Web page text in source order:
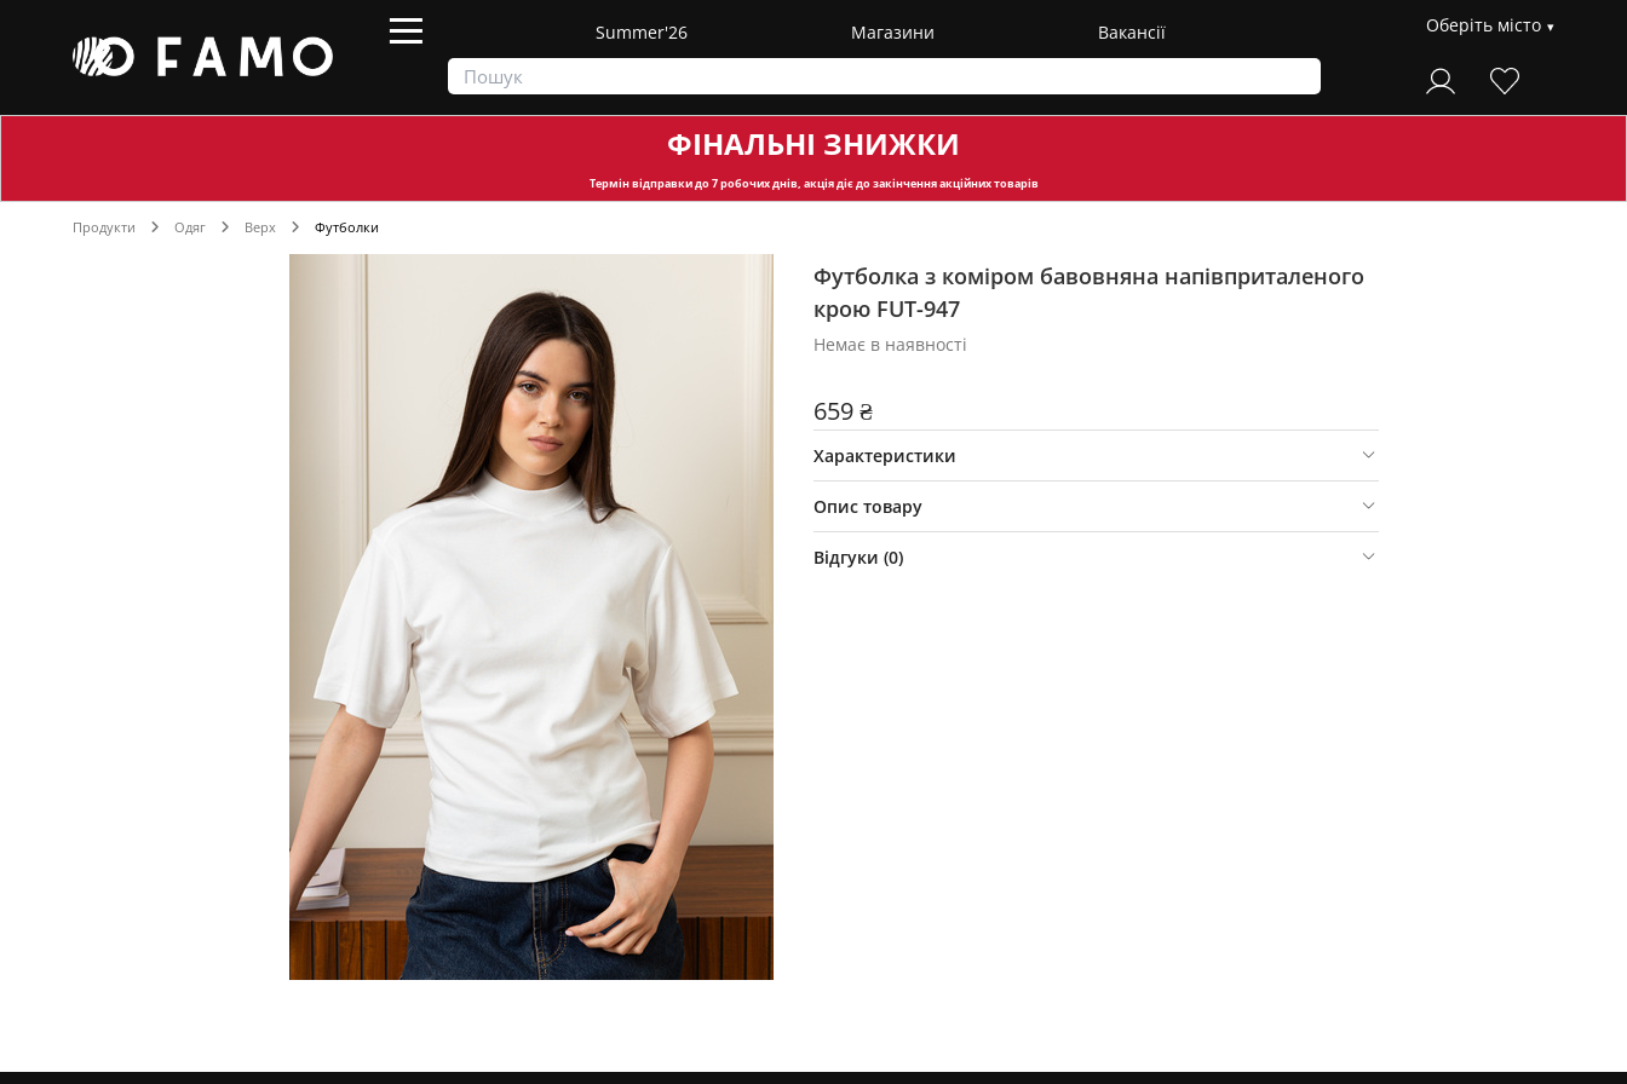
Summer'26 Магазини Вакансії Оберіть місто
ФІНАЛЬНІ ЗНИЖКИ
Термін відправкидо 7 робочих днів, акція діє до закінчення акційних товарів
Продукти Одяг Верх Футболки
Футболка з коміром бавовняна напівприталеного
крою FUT-947
Немає в наявності
659 ₴
Характеристики
Опис товару
Відгуки (0)